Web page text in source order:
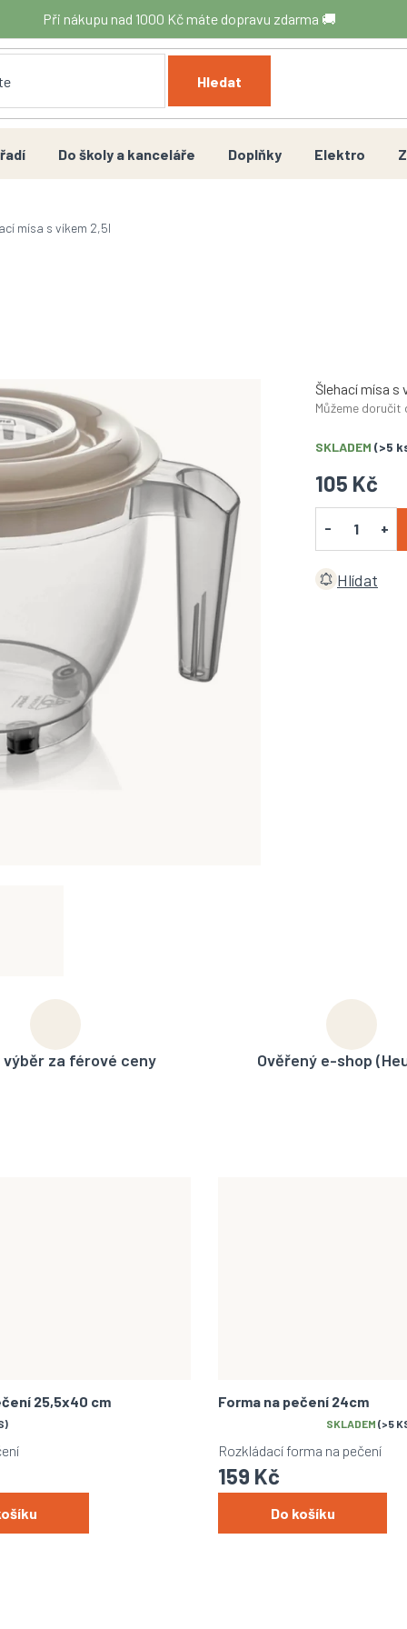
Při nákupu nad 1000 Kč máte dopravu zdarma 🚚
Hledat
Do školy a kanceláře Doplňky Elektro
mísa s víkem 2,5l
105 Kč
SKLADEM (>5
Můžeme doručit
Šlehací mísa s
Hlídat
výběr za férové ceny Ověřený e-shop
25,5x40 cm Forma na pečení 24cm
produktu
je
5,0
SKLADEM(>5
159 Kč
Do košíku
Rozkládací forma na pečení